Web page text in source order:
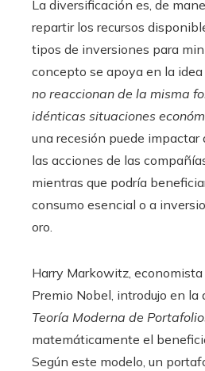
La diversificación es, de
repartir los recursos
tipos de inversiones para
concepto se apoya en la idea
no reaccionan de la misma
idénticas situaciones
una recesión puede impactar
las acciones de las
mientras que podría
consumo esencial o a
oro.
Harry Markowitz,
Premio Nobel, introdujo en la
Teoría Moderna de
matemáticamente el
Según este modelo, un